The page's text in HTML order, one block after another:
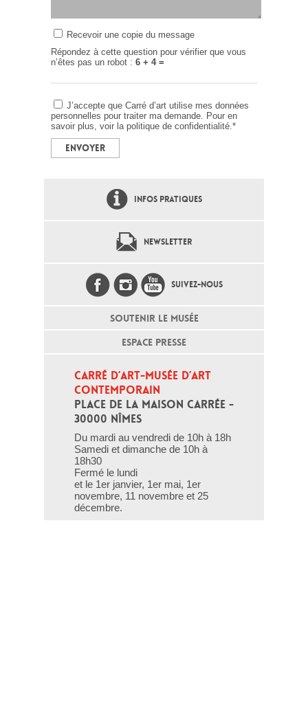
Recevoir une copie du message
Répondez à cette question pour vérifier que vous
n’êtes pas un robot : 6 + 4 =
J’accepte que Carré d’art utilise mes données
personnelles pour traiter ma demande. Pour en
savoir plus, voir la politique de confidentialité.*
INFOS PRATIQUES
NEWSLETTER
SUIVEZ-NOUS
SOUTENIR LE MUSÉE
ESPACE PRESSE
CARRÉ D’ART-MUSÉE D’ART
CONTEMPORAIN
PLACE DE LA MAISON CARRÉE -
30000 NÎMES
Du mardi au vendredi de 10h à 18h
Samedi et dimanche de 10h à
18h30
Fermé le lundi
et le 1er janvier, 1er mai, 1er
novembre, 11 novembre et 25
décembre.